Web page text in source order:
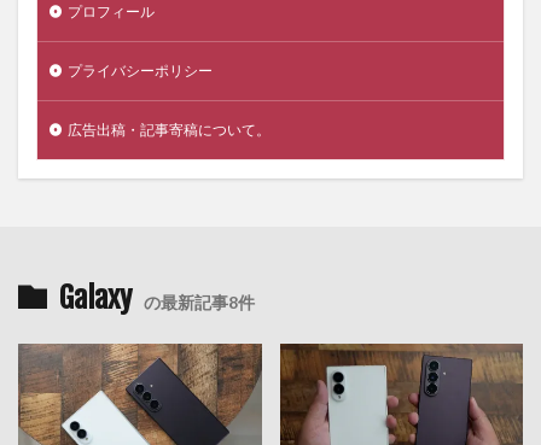
プロフィール
プライバシーポリシー
広告出稿・記事寄稿について。
Galaxy の最新記事8件